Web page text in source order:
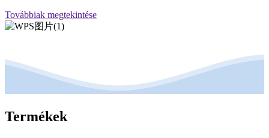
Továbbiak megtekintése
Termékek